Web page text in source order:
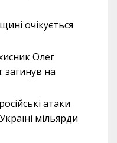
очікується
Олег
на
атаки
мільярди